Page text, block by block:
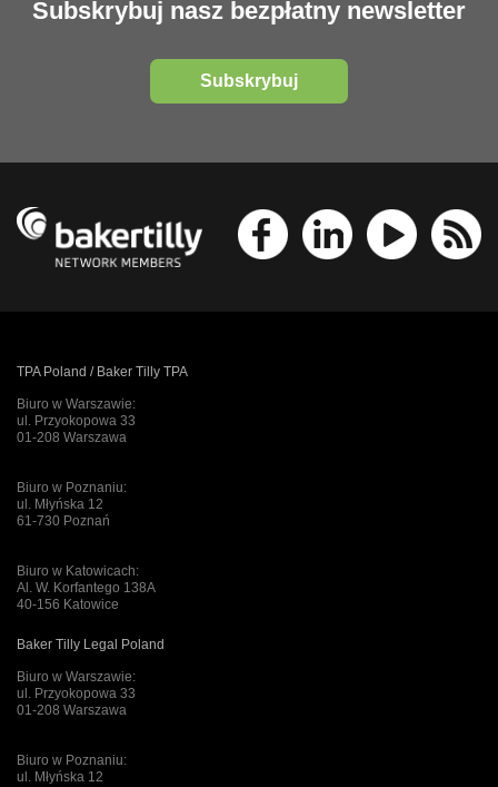
Subskrybuj nasz bezpłatny newsletter
Subskrybuj
TPA Poland / Baker Tilly TPA
Biuro w Warszawie:
ul. Przyokopowa 33
01-208 Warszawa
Biuro w Poznaniu:
ul. Młyńska 12
61-730 Poznań
Biuro w Katowicach:
Al. W. Korfantego 138A
40-156 Katowice
Baker Tilly Legal Poland
Biuro w Warszawie:
ul. Przyokopowa 33
01-208 Warszawa
Biuro w Poznaniu:
ul. Młyńska 12